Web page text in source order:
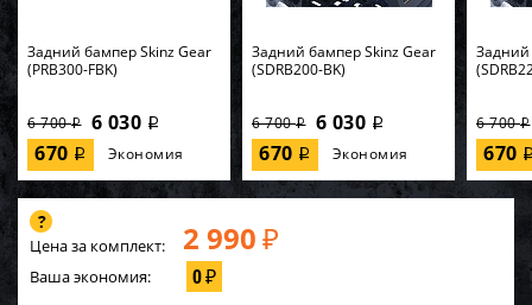
Задний бампер Skinz Gear
(PRB300-FBK)
6 700i 6 030 i
670 i Экономия
Задний бампер Skinz Gear
(SDRB200-BK)
6 700i 6 030 i
670 i Экономия
Задний
6 700i
670
Цена за комплект: 2 990 ₽
Ваша экономия: 0₽